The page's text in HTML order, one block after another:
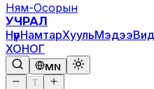
Ням-Осорын
УЧРАЛ
НүүрНамтарХуульМэдээ
ХОНОГ
MN
T